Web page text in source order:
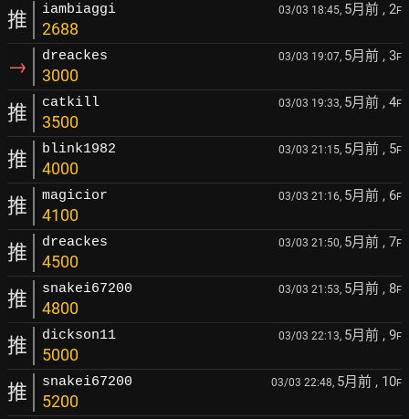
推 iambiaggi 03/03 18:45, 5月前 , 2F
2688
→ dreackes 03/03 19:07, 5月前 , 3F
3000
推 catkill 03/03 19:33, 5月前 , 4F
3500
推 blink1982 03/03 21:15, 5月前 , 5F
4000
推 magicior 03/03 21:16, 5月前 , 6F
4100
推 dreackes 03/03 21:50, 5月前 , 7F
4500
推 snakei67200 03/03 21:53, 5月前 , 8F
4800
推 dickson11 03/03 22:13, 5月前 , 9F
5000
推 snakei67200 03/03 22:48, 5月前 , 10F
5200